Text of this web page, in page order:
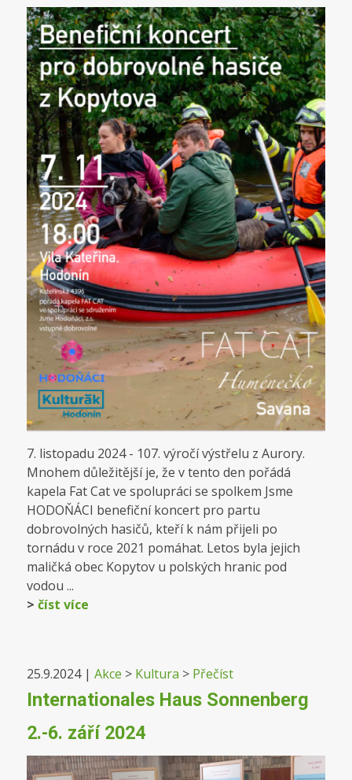
7. listopadu 2024 - 107. výročí výstřelu z Aurory.
Mnohem důležitější je, že v tento den pořádá
kapela Fat Cat ve spolupráci se spolkem Jsme
HODOŇÁCI benefiční koncert pro partu
dobrovolných hasičů, kteří k nám přijeli po
tornádu v roce 2021 pomáhat. Letos byla jejich
maličká obec Kopytov u polských hranic pod
vodou ...
> číst více
25.9.2024| Akce > Kultura > Přečíst
Internationales Haus Sonnenberg
2.-6. září 2024